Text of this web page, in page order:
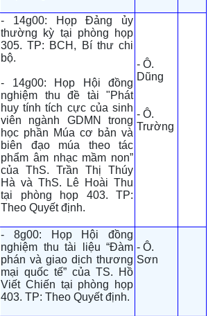
- 14g00: Họp Đảng ủy
thường kỳ tại phòng họp
305. TP: BCH, Bí thư chi
bộ.
- 14g00: Họp Hội đồng
nghiệm thu đề tài "Phát
huy tính tích cực của sinh
viên ngành GDMN trong
học phần Múa cơ bản và
biên đạo múa theo tác
phẩm âm nhạc mầm non”
của ThS. Trần Thị Thúy
Hà và ThS. Lê Hoài Thu
tại phòng họp 403. TP:
Theo Quyết định.
- Ô.
Dũng
- Ô.
Trường
- 8g00: Họp Hội đồng
nghiệm thu tài liệu “Đàm
phán và giao dịch thương
mại quốc tế” của TS. Hồ
Viết Chiến tại phòng họp
403. TP: Theo Quyết định.
- Ô.
Sơn